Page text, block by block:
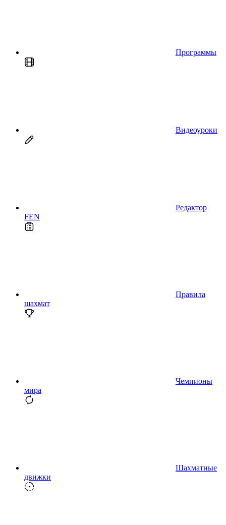
Программы
Видеоуроки
Редактор
FEN
Правила
шахмат
Чемпионы
мира
Шахматные
движки